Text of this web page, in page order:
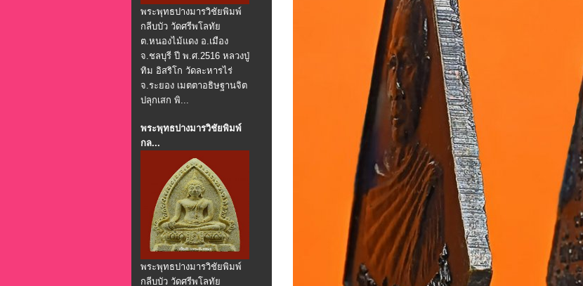
พระพุทธปางมารวิชัยพิมพ์
กลีบบัว วัดศรีพโลทัย
ต.หนองไม้แดง อ.เมือง
จ.ชลบุรี ปี พ.ศ.2516 หลวงปู่
ทิม อิสริโก วัดละหารไร่
จ.ระยอง เมตตาอธิษฐานจิต
ปลุกเสก พิ...
พระพุทธปางมารวิชัยพิมพ์
กล...
พระพุทธปางมารวิชัยพิมพ์
กลีบบัว วัดศรีพโลทัย